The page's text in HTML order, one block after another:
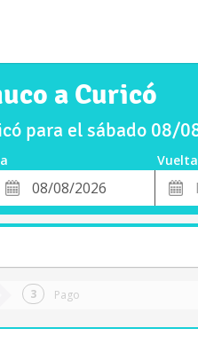
a Curicó
para el sábado 08/
Fecha
Fecha
de
Pago